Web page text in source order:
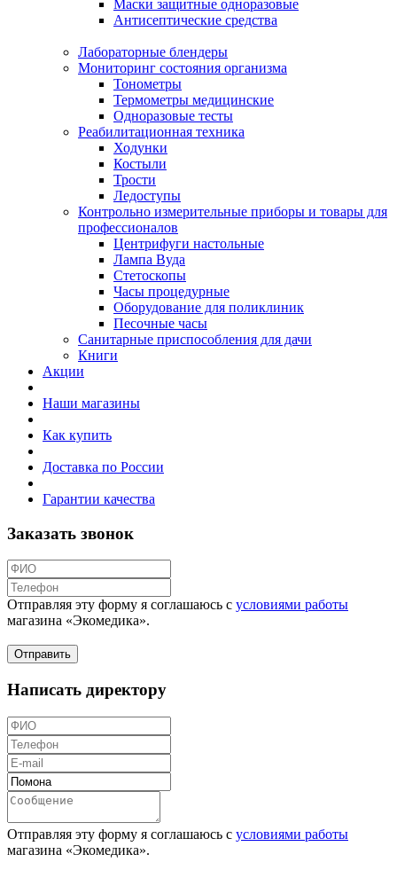
Маски защитные одноразовые
Антисептические средства
Лабораторные блендеры
Мониторинг состояния организма
Тонометры
Термометры медицинские
Одноразовые тесты
Реабилитационная техника
Ходунки
Костыли
Трости
Ледоступы
Контрольно измерительные приборы и товары для
профессионалов
Центрифуги настольные
Лампа Вуда
Стетоскопы
Часы процедурные
Оборудование для поликлиник
Песочные часы
Санитарные приспособления для дачи
Книги
Акции
Наши магазины
Как купить
Доставка по России
Гарантии качества
Заказать звонок
Отправляя эту форму я соглашаюсь с условиями работы
магазина «Экомедика».
Написать директору
Отправляя эту форму я соглашаюсь с условиями работы
магазина «Экомедика».